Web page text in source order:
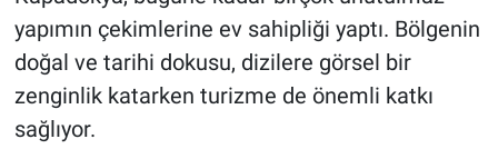
yapımın çekimlerine ev sahipliği yaptı. Bölgenin
doğal ve tarihi dokusu, dizilere görsel bir
zenginlik katarken turizme de önemli katkı
sağlıyor.